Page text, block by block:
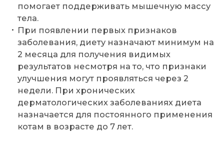
помогает поддерживать мышечную массу
тела.
При появлении первых признаков
заболевания, диету назначают минимум на
2 месяца для получения видимых
результатов несмотря на то, что признаки
улучшения могут проявляться через 2
недели. При хронических
дерматологических заболеваниях диета
назначается для постоянного применения
котам в возрасте до 7 лет.